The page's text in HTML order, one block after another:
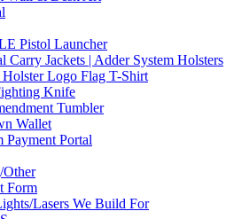
Pistol Launcher
Carry Jackets | Adder System Holsters
Logo Flag T-Shirt
Knife
Tumbler
Wallet
Payment Portal
Other
Form
Lasers We Build For